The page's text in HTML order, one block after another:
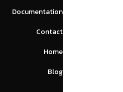
Documentation
Contact
Home
Blog